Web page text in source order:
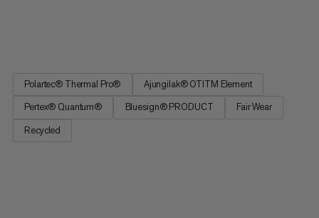
Polartec® Thermal Pro®
Ajungilak® OTITM Element
Pertex® Quantum®
Bluesign® PRODUCT
Fair Wear
Recycled